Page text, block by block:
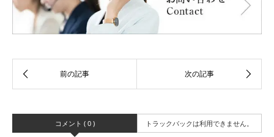
コメント ( 0 ) トラックバックは利用できません。